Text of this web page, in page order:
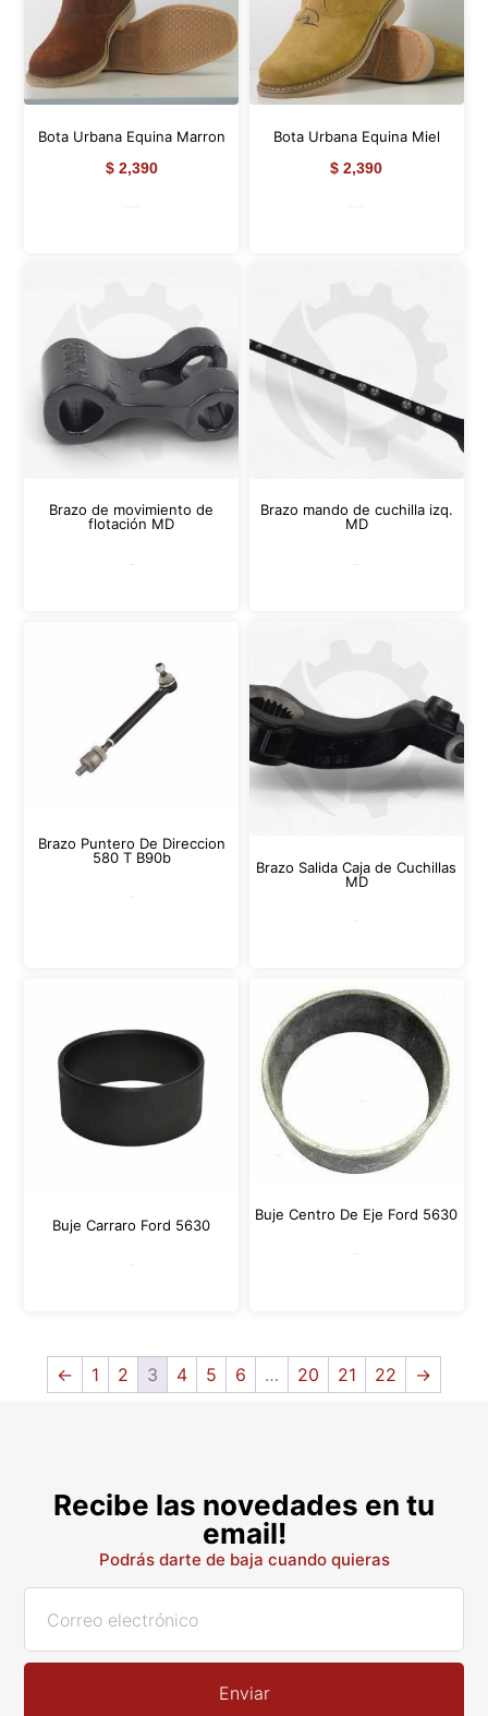
Bota Urbana Equina Marron
$2,390
Bota Urbana Equina Miel
$ 2,390
Brazo de movimiento de
flotación MD
Brazo mando de cuchilla izq.
MD
Brazo Puntero De Direccion
580 T B90b
Brazo Salida Caja de Cuchillas
MD
Buje Carraro Ford 5630
Buje Centro De Eje Ford 5630
← 1 2 3 4 5 6 … 20 21 22 →
Recibe las novedades en tu
email!
Podrás darte de baja cuando quieras
Enviar